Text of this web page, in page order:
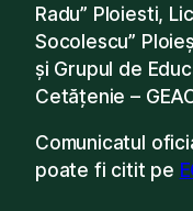
Radu” Ploiesti,
Socolescu”
și Grupul de
Cetățenie –
Comunicatul
poate fi citit pe